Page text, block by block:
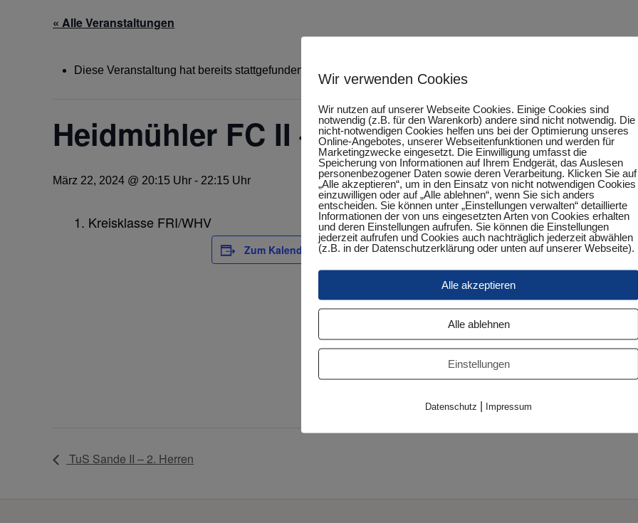
« Alle Veranstaltungen
Diese Veranstaltung hat bereits stattgefunden.
Heidmühler FC II – 4. Herren
März 22, 2024 @ 20:15 Uhr - 22:15 Uhr
Kreisklasse FRI/WHV
Zum Kalender hinzufügen
März 22, 2024
Zeit:
Veranstaltungskategorie:
Punktspiel
TuS Sande II – 2. Herren
Wir verwenden Cookies
Wir nutzen auf unserer Webseite Cookies. Einige Cookies sind
notwendig (z.B. für den Warenkorb) andere sind nicht notwendig. Die
nicht-notwendigen Cookies helfen uns bei der Optimierung unseres
Online-Angebotes, unserer Webseitenfunktionen und werden für
Marketingzwecke eingesetzt. Die Einwilligung umfasst die
Speicherung von Informationen auf Ihrem Endgerät, das Auslesen
personenbezogener Daten sowie deren Verarbeitung. Klicken Sie auf
„Alle akzeptieren“, um in den Einsatz von nicht notwendigen Cookies
einzuwilligen oder auf „Alle ablehnen“, wenn Sie sich anders
entscheiden. Sie können unter „Einstellungen verwalten“ detaillierte
Informationen der von uns eingesetzten Arten von Cookies erhalten
und deren Einstellungen aufrufen. Sie können die Einstellungen
jederzeit aufrufen und Cookies auch nachträglich jederzeit abwählen
(z.B. in der Datenschutzerklärung oder unten auf unserer Webseite).
Alle akzeptieren
Alle ablehnen
Einstellungen
Datenschutz | Impressum